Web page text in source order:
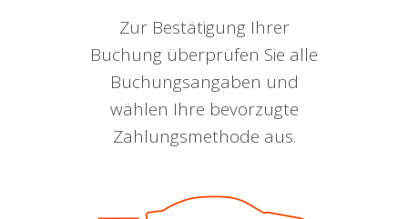
Zur Bestätigung Ihrer
Buchung überprüfen Sie alle
Buchungsangaben und
wählen Ihre bevorzugte
Zahlungsmethode aus.